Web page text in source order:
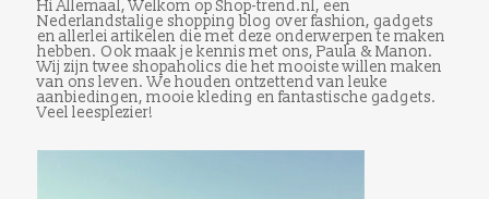
Hi Allemaal, Welkom op Shop-trend.nl, een
Nederlandstalige shopping blog over fashion, gadgets
en allerlei artikelen die met deze onderwerpen te maken
hebben. Ook maak je kennis met ons, Paula & Manon.
Wij zijn twee shopaholics die het mooiste willen maken
van ons leven. We houden ontzettend van leuke
aanbiedingen, mooie kleding en fantastische gadgets.
Veel leesplezier!